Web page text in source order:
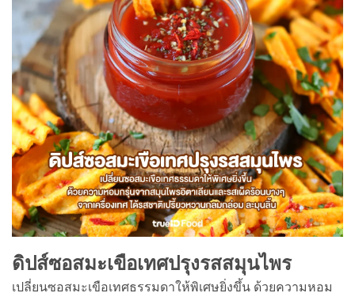
ดิปส์ซอสมะเขือเทศปรุงรสสมุนไพร
เปลี่ยนซอสมะเขือเทศธรรมดาให้พิเศษยิ่งขึ้น ด้วยความหอม